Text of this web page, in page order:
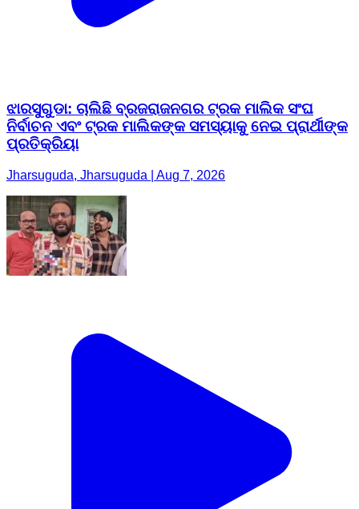
ଝାରସୁଗୁଡା: ଚାଲିଛି ବ୍ରଜରାଜନଗର ଟ୍ରକ ମାଲିକ ସଂଘ
ନିର୍ବାଚନ ଏବଂ ଟ୍ରକ ମାଲିକଙ୍କ ସମସ୍ୟାକୁ ନେଇ ପ୍ରାର୍ଥୀଙ୍କ
ପ୍ରତିକ୍ରିୟା
Jharsuguda, Jharsuguda | Aug 7, 2026